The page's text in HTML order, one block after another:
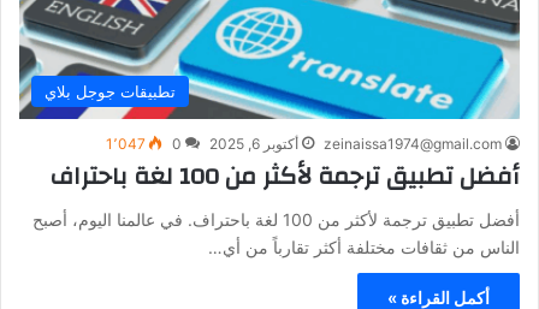
تطبيقات جوجل بلاي
zeinaissa1974@gmail.com أكتوبر 6, 2025 0 1٬047
أفضل تطبيق ترجمة لأكثر من 100 لغة باحتراف
أفضل تطبيق ترجمة لأكثر من 100 لغة باحتراف. في عالمنا اليوم، أصبح
الناس من ثقافات مختلفة أكثر تقارباً من أي…
أكمل القراءة »